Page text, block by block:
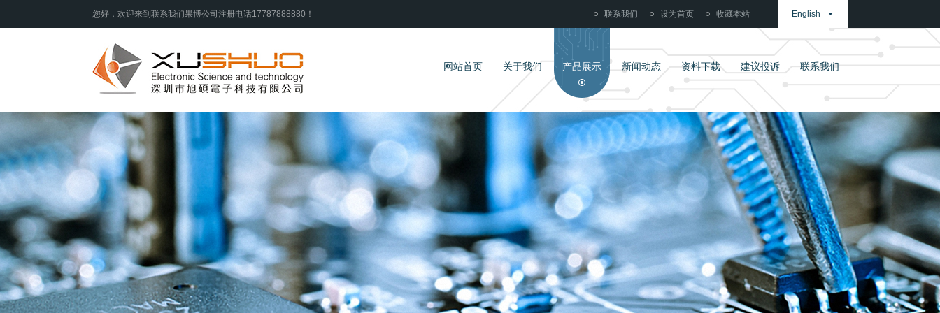
您好，欢迎来到联系我们果博公司注册电话17787888880！ 联系我们 设为首页 收藏本站 English
网站首页 关于我们 产品展示 新闻动态 资料下载 建议投诉 联系我们